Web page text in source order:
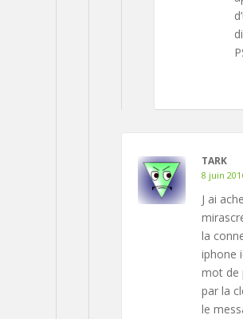
TARK
8 juin
J ai
la
iphone
mot de
par la
le